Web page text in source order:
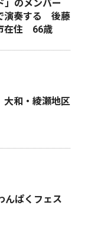
」のメンバー
演奏する 後藤
在住 66歳
和・綾瀬地区
ぱくフェス